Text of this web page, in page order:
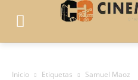
Inicio Etiquetas Samuel Maoz